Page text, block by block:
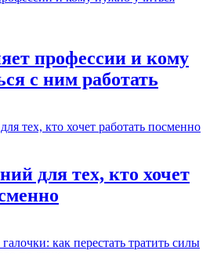
профессии и кому
с ним работать
для тех, кто хочет